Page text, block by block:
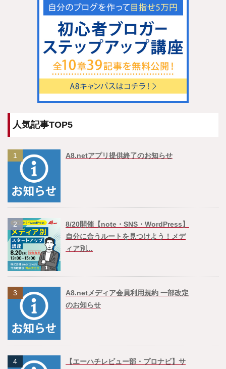
人気記事TOP5
1 A8.netアプリ提供終了のお知らせ
2
8/20開催【note・SNS・WordPress】
自分に合うルートを見つけよう！メデ
ィア別...
3
A8.netメディア会員利用規約 一部改定
のお知らせ
4
【エーハチレビュー部・プロナビ】サ